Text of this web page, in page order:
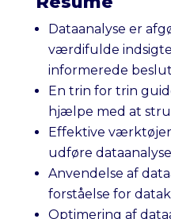
Dataanalyse er
værdifulde
informerede
En trin for trin
hjælpe med at
Effektive
udføre
Anvendelse af
forståelse for
Optimering af